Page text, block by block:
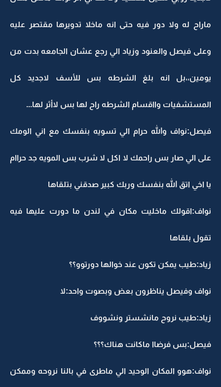
ماراح له ولا دور فيه حتى انه ماخلا تدويرها مقتصر عليه
وعلى فيصل والعنود وزياد الي رجع عشان الجامعه بدت من
يومين،،بل انه بلغ الشرطه بس للأسف لاجديد كل
المستشفيات وااقسام الشرطه راح لها بس لاأثر لها...
فيصل:نواف والله حرام الي تسويه بنفسك مع اني الومك
على الي صار بس راحمك لا اكل لا شرب بس المويه جد حراام
يا اخي اتق الله بنفسك وربك كبير صدقني بتلقاها
نواف:اقولك ماخليت مكان في لندن ما دورت عليها فيه
تقول بلقاها
زياد:طيب يمكن تكون عند خوالها دورتوو؟؟
نواف وفيصل يناظرون بعض وبصوت واحد:لا
زياد:طيب نروح مانشستر ونشووف
فيصل:بس فرضاا ماكانت هناك؟؟؟
نواف:هوو المكان الوحيد الي ماطرى في بالنا نروحه وممكن